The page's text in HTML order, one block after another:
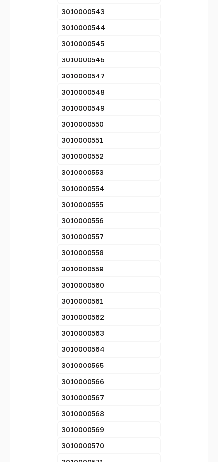
3010000543
3010000544
3010000545
3010000546
3010000547
3010000548
3010000549
3010000550
3010000551
3010000552
3010000553
3010000554
3010000555
3010000556
3010000557
3010000558
3010000559
3010000560
3010000561
3010000562
3010000563
3010000564
3010000565
3010000566
3010000567
3010000568
3010000569
3010000570